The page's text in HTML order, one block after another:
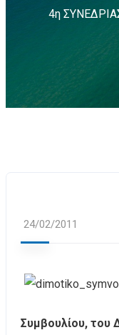
4η
24/02/2011
Συμβουλίου, του